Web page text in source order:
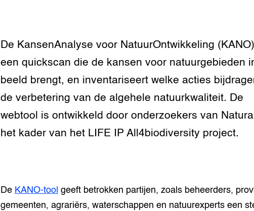
De KansenAnalyse voor NatuurOntwikkeling
een quickscan die de kansen voor natuurgebieden
beeld brengt, en inventariseert welke acties
de verbetering van de algehele natuurkwaliteit. De
webtool is ontwikkeld door onderzoekers van
het kader van het LIFE IP All4biodiversity project.
De KANO-tool geeft betrokken partijen, zoals beheerders,
gemeenten, agrariërs, waterschappen en natuurexperts een